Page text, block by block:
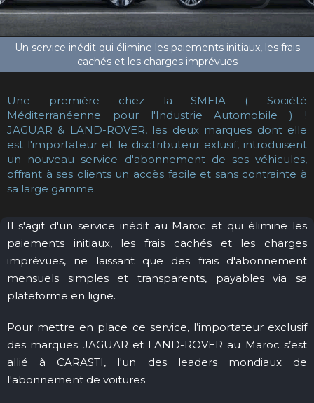
Une première chez la SMEIA ( Société
Méditerranéenne pour l'Industrie Automobile ) !
JAGUAR & LAND-ROVER, les deux marques dont elle
est l'importateur et le disctributeur exlusif, introduisent
un nouveau service d'abonnement de ses véhicules,
offrant à ses clients un accès facile et sans contrainte à
sa large gamme.
Il s'agit d'un service inédit au Maroc et qui élimine les
paiements initiaux, les frais cachés et les charges
imprévues, ne laissant que des frais d'abonnement
mensuels simples et transparents, payables via sa
plateforme en ligne.
Pour mettre en place ce service, l’importateur exclusif
des marques JAGUAR et LAND-ROVER au Maroc s’est
allié à CARASTI, l'un des leaders mondiaux de
l'abonnement de voitures.